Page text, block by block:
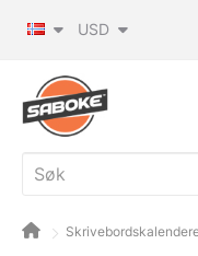
USD